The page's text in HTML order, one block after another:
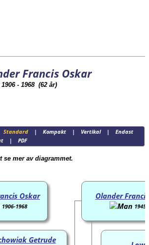
Francis Oskar
1906 - 1968 (62 år)
Standard| Kompakt| Vertikal| Endast
| PDF
se mer av diagrammet.
Olander
Oskar
1906-1968
Getrude